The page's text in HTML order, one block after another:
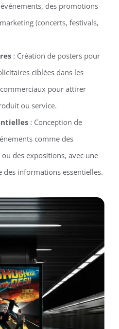
des promotions
(concerts, festivals,
: Création de posters pour
ciblées dans les
pour attirer
ou service.
: Conception de
comme des
des expositions, avec une
des informations essentielles.